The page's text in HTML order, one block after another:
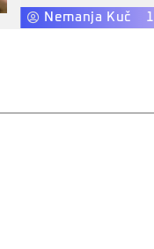
demonstrira koliko
oko posmatrača.
Nemanja Kuč